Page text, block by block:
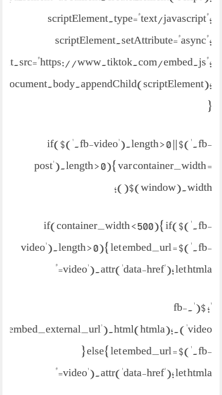
scriptElement.type="text/javascript";
scriptElement.setAttribute="async";
www.tiktok.com/embed.js";
document.body.appendChild(scriptElement);
}
if($('.fb-video').length > 0 || $('.fb-
post').length > 0){ var container_width =
$(window).width();
if(container_width < 500){ if($('.fb-
video').length > 0){ let embed_url = $('.fb-
video').attr('data-href'); let htmla="
'; $('.fb-
} else{ let embed_url = $('.fb-
video').attr('data-href'); let htmla="